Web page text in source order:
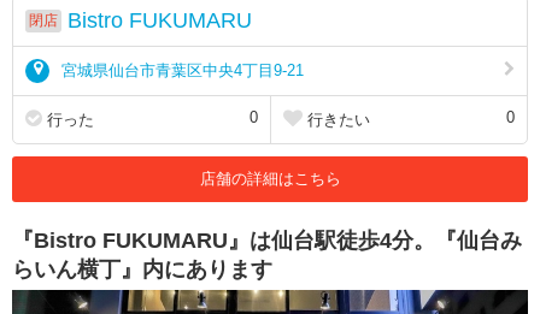
閉店 Bistro FUKUMARU
宮城県仙台市青葉区中央4丁目9-21
行った 0 行きたい 0
店舗の詳細はこちら
『Bistro FUKUMARU』は仙台駅徒歩4分。『仙台み
らいん横丁』内にあります